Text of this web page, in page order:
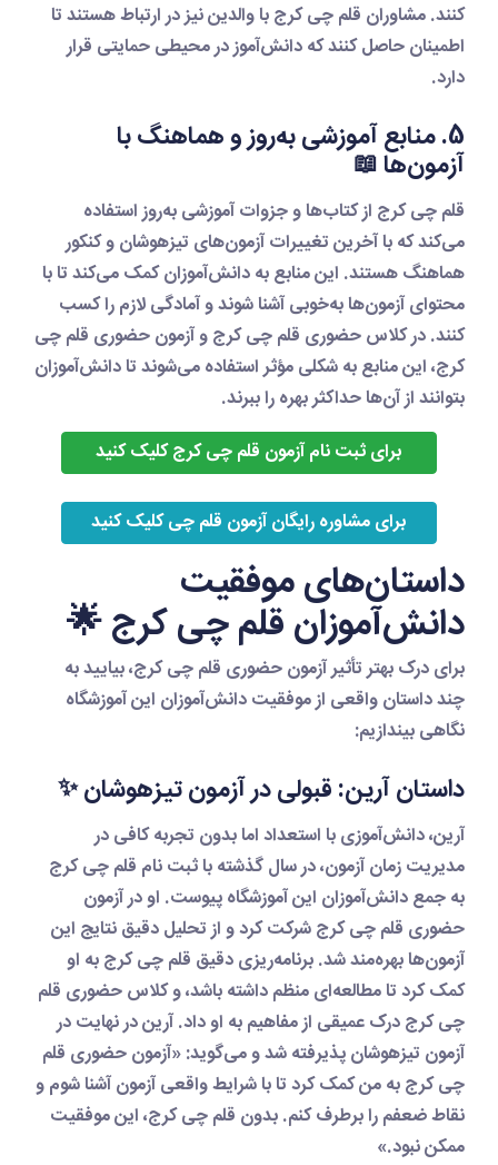
کنند. مشاورانقلم چی کرجبا والدین نیز در ارتباط هستند تا
اطمینان حاصل کنند که دانش‌آموز در محیطی حمایتی قرار
5. منابع آموزشی به‌روز و هماهنگ با
آزمون‌ها 📖
قلم چی کرجاز کتاب‌ها و جزوات آموزشی به‌روز استفاده
می‌کند که با آخرین تغییرات آزمون‌های تیزهوشان و کنکور
هماهنگ هستند. این منابع به دانش‌آموزان کمک می‌کند تا با
محتوای آزمون‌ها به‌خوبی آشنا شوند و آمادگی لازم را کسب
کنند. درکلاس حضوری قلم چی کرجوآزمون حضوری قلم چی
، این منابع به شکلی مؤثر استفاده می‌شوند تا دانش‌آموزان
بتوانند از آن‌ها حداکثر بهره را ببرند.
برای ثبت نام آزمون قلم چی کرج کلیک کنید
برای مشاوره رایگان آزمون قلم چی کلیک کنید
داستان‌های موفقیت
دانش‌آموزان قلم چی کرج 🌟
برای درک بهتر تأثیرآزمون حضوری قلم چی کرج، بیایید به
چند داستان واقعی از موفقیت دانش‌آموزان این آموزشگاه
نگاهی بیندازیم:
داستان آرین: قبولی در آزمون تیزهوشان ✨
آرین، دانش‌آموزی با استعداد اما بدون تجربه کافی در
مدیریت زمان آزمون، در سال گذشته باثبت نام قلم چی کرج
به جمع دانش‌آموزان این آموزشگاه پیوست. او درآزمون
حضوری قلم چی کرجشرکت کرد و از تحلیل دقیق نتایج این
آزمون‌ها بهره‌مند شد.برنامه‌ریزی دقیق قلم چی کرجبه او
کمک کرد تا مطالعه‌ای منظم داشته باشد، وکلاس حضوری قلم
چی کرجدرک عمیقی از مفاهیم به او داد. آرین در نهایت در
آزمون تیزهوشان پذیرفته شد و می‌گوید: «آزمون حضوری قلم
چی کرجبه من کمک کرد تا با شرایط واقعی آزمون آشنا شوم و
نقاط ضعفم را برطرف کنم. بدونقلم چی کرج، این موفقیت
ممکن نبود.»